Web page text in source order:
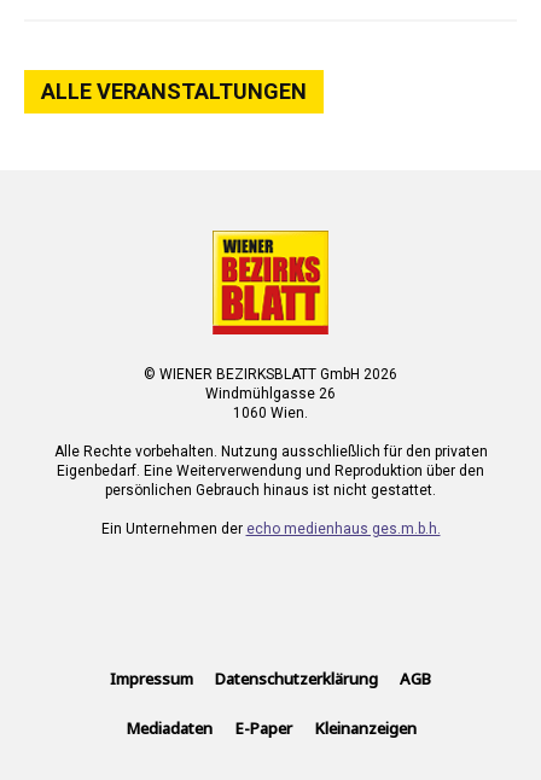
ALLE VERANSTALTUNGEN
© WIENER BEZIRKSBLATT GmbH 2026
Windmühlgasse 26
1060 Wien.
Alle Rechte vorbehalten. Nutzung ausschließlich für den privaten
Eigenbedarf. Eine Weiterverwendung und Reproduktion über den
persönlichen Gebrauch hinaus ist nicht gestattet.
Ein Unternehmen der echo medienhaus ges.m.b.h.
Impressum Datenschutzerklärung AGB
Mediadaten E-Paper Kleinanzeigen